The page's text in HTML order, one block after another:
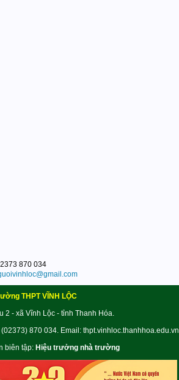
870 034
THPT VĨNH LỘC
2 - xã Vĩnh Lộc - tỉnh Thanh Hóa.
870 034. Email: thpt.vinhloc.thanhhoa.edu.vn
biên tập: Hiệu trưởng nhà trường